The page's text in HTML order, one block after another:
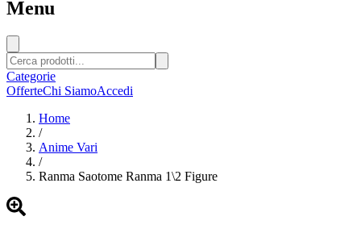
Menu
Categorie
OfferteChi SiamoAccedi
Home
/
Anime Vari
/
Ranma Saotome Ranma 1\2 Figure